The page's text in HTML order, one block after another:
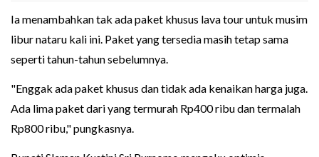
Ia menambahkan tak ada paket khusus lava tour untuk musim
libur nataru kali ini. Paket yang tersedia masih tetap sama
seperti tahun-tahun sebelumnya.
"Enggak ada paket khusus dan tidak ada kenaikan harga juga.
Ada lima paket dari yang termurah Rp400 ribu dan termalah
Rp800 ribu," pungkasnya.